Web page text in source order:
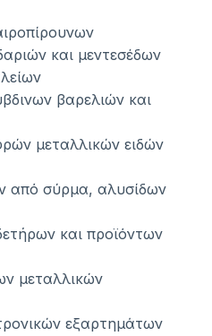
και μεντεσέδων
βαρελιών και
μεταλλικών ειδών
από σύρμα, αλυσίδων
και προϊόντων
μεταλλικών
εξαρτημάτων